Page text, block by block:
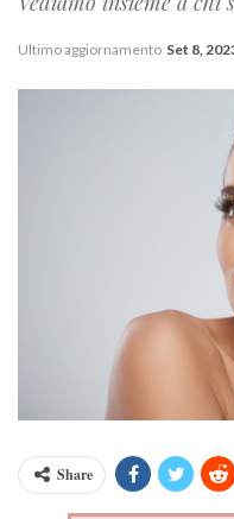
Ultimo aggiornamento Set 8,
Share